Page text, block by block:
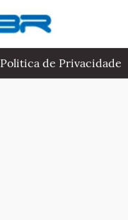
Politica de Privacidade